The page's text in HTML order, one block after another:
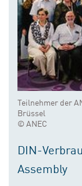
Teilnehmer der
Brüssel
© ANEC
DIN-
Assembly